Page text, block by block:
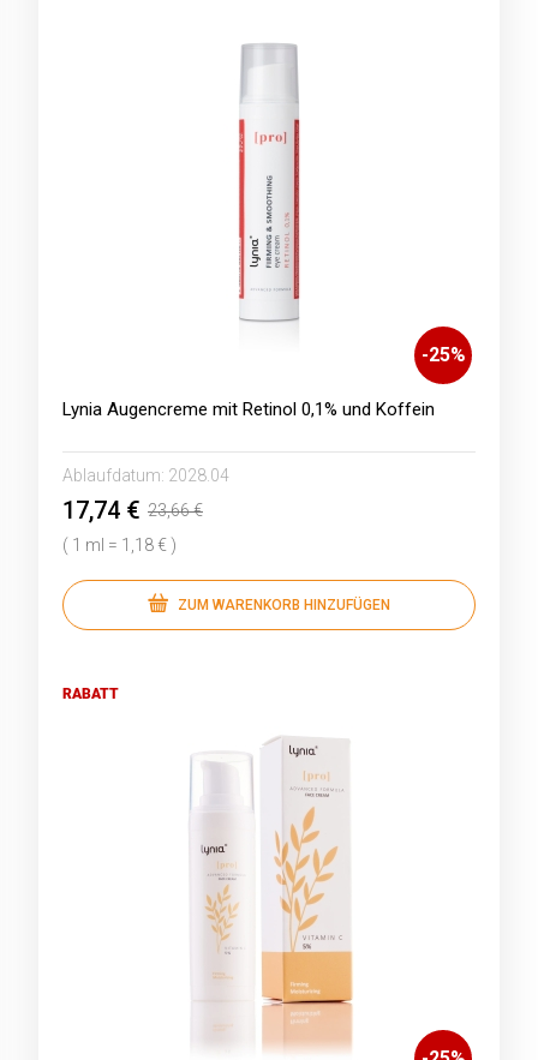
-25%
Lynia Augencreme mit Retinol 0,1% und Koffein
Ablaufdatum: 2028.04
17,74 € 23,66 €
( 1 ml = 1,18 € )
ZUM WARENKORB HINZUFÜGEN
RABATT